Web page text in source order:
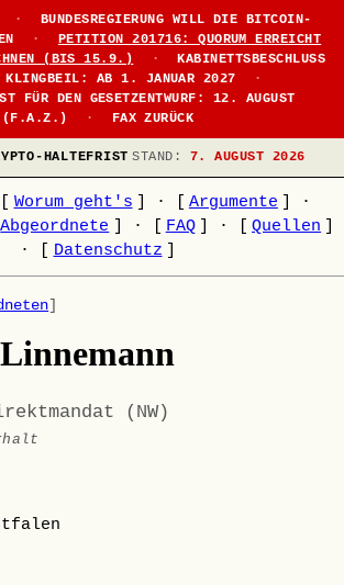
·
BUNDESREGIERUNG WILL DIE BITCOIN-
·
PETITION 201716: QUORUM ERREICHT
(BIS 15.9.)
·
KABINETTSBESCHLUSS
AB 1. JANUAR 2027
·
FÜR DEN GESETZENTWURF: 12. AUGUST
(F.A.Z.)
· FAX ZURÜCK
HALTEFRIST STAND: 7. AUGUST 2026
Worum geht's · Argumente
·
Abgeordnete · FAQ · Quellen
·
Datenschutz
]
(NW)